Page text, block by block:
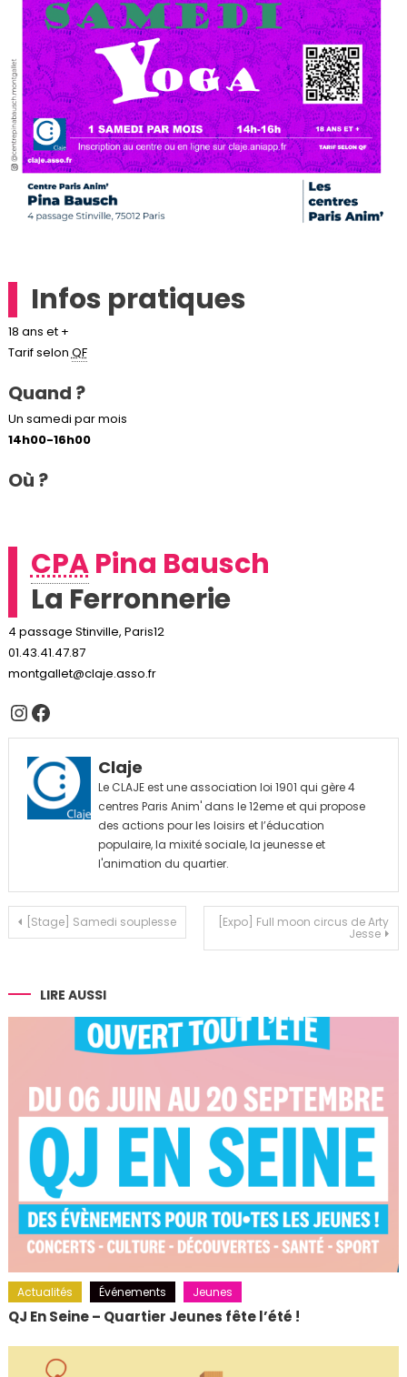
Infos pratiques
18 ans et +
Tarif selon QF
Quand ?
Un samedi par mois
14h00-16h00
Où ?
CPAPina Bausch
La Ferronnerie
4 passage Stinville, Paris12
01.43.41.47.87
montgallet@claje.asso.fr
Instagram
Facebook
Claje
Le CLAJE est une association loi 1901 qui gère 4
centres Paris Anim' dans le 12eme et qui propose
des actions pour les loisirs et l’éducation
populaire, la mixité sociale, la jeunesse et
l'animation du quartier.
Navigation
l’article
[Stage] Samedi souplesse [Expo] Full moon circus de Arty
Jesse
LIRE AUSSI
Actualités Événements Jeunes
QJ En Seine – Quartier Jeunes fête l’été !